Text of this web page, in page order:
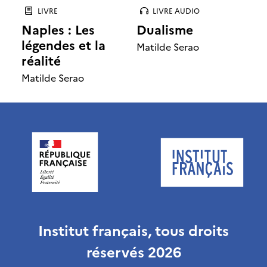
e
n
e
i
s
t
Naples : Les
légendes et la
réalité
LIVRE
Matilde Serao
n
e
i
Dualisme
LIVRE AUDIO
Matilde Serao
Institut français, tous droits
réservés 2026